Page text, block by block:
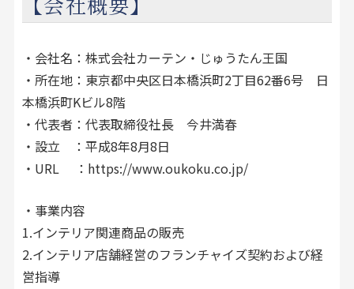
・会社名：株式会社カーテン・じゅうたん王国
・所在地：東京都中央区日本橋浜町2丁目62番6号 日
本橋浜町Kビル8階
・代表者：代表取締役社長 今井満春
・設立 ：平成8年8月8日
・URL ： https://www.oukoku.co.jp/
・事業内容
1.インテリア関連商品の販売
2.インテリア店舗経営のフランチャイズ契約および経
営指導